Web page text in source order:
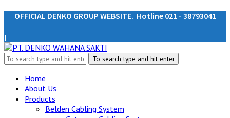
OFFICIAL DENKO GROUP WEBSITE. Hotline 021 - 38793041
|
Home
About Us
Products
Belden Cabling System